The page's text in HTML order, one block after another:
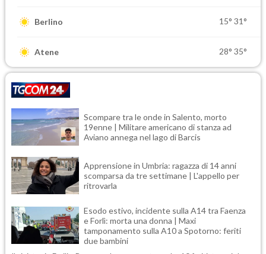
Berlino 15° 31°
Atene 28° 35°
Scompare tra le onde in Salento, morto
19enne | Militare americano di stanza ad
Aviano annega nel lago di Barcis
Apprensione in Umbria: ragazza di 14 anni
scomparsa da tre settimane | L'appello per
ritrovarla
Esodo estivo, incidente sulla A14 tra Faenza
e Forlì: morta una donna | Maxi
tamponamento sulla A10 a Spotorno: feriti
due bambini